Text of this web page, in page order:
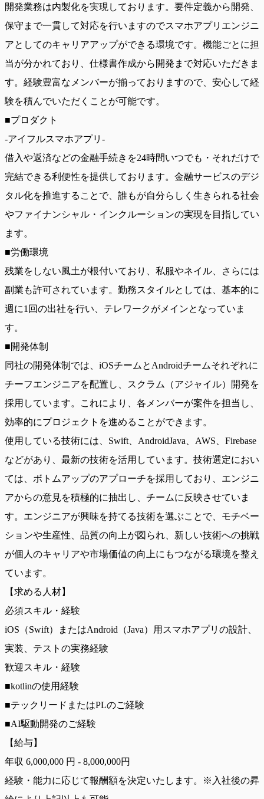
開発業務は内製化を実現しております。要件定義から開発、
保守まで一貫して対応を行いますのでスマホアプリエンジニ
アとしてのキャリアアップができる環境です。機能ごとに担
当が分かれており、仕様書作成から開発まで対応いただきま
す。経験豊富なメンバーが揃っておりますので、安心して経
験を積んでいただくことが可能です。
■プロダクト
-アイフルスマホアプリ-
借入や返済などの金融手続きを24時間いつでも・それだけで
完結できる利便性を提供しております。金融サービスのデジ
タル化を推進することで、誰もが自分らしく生きられる社会
やファイナンシャル・インクルーションの実現を目指してい
ます。
■労働環境
残業をしない風土が根付いており、私服やネイル、さらには
副業も許可されています。勤務スタイルとしては、基本的に
週に1回の出社を行い、テレワークがメインとなっていま
す。
■開発体制
同社の開発体制では、iOSチームとAndroidチームそれぞれに
チーフエンジニアを配置し、スクラム（アジャイル）開発を
採用しています。これにより、各メンバーが案件を担当し、
効率的にプロジェクトを進めることができます。
使用している技術には、Swift、AndroidJava、AWS、Firebase
などがあり、最新の技術を活用しています。技術選定におい
ては、ボトムアップのアプローチを採用しており、エンジニ
アからの意見を積極的に抽出し、チームに反映させていま
す。エンジニアが興味を持てる技術を選ぶことで、モチベー
ションや生産性、品質の向上が図られ、新しい技術への挑戦
が個人のキャリアや市場価値の向上にもつながる環境を整え
ています。
【求める人材】
必須スキル・経験
iOS（Swift）またはAndroid（Java）用スマホアプリの設計、
実装、テストの実務経験
歓迎スキル・経験
■kotlinの使用経験
■テックリードまたはPLのご経験
■AI駆動開発のご経験
【給与】
年収 6,000,000 円 - 8,000,000円
経験・能力に応じて報酬額を決定いたします。※入社後の昇